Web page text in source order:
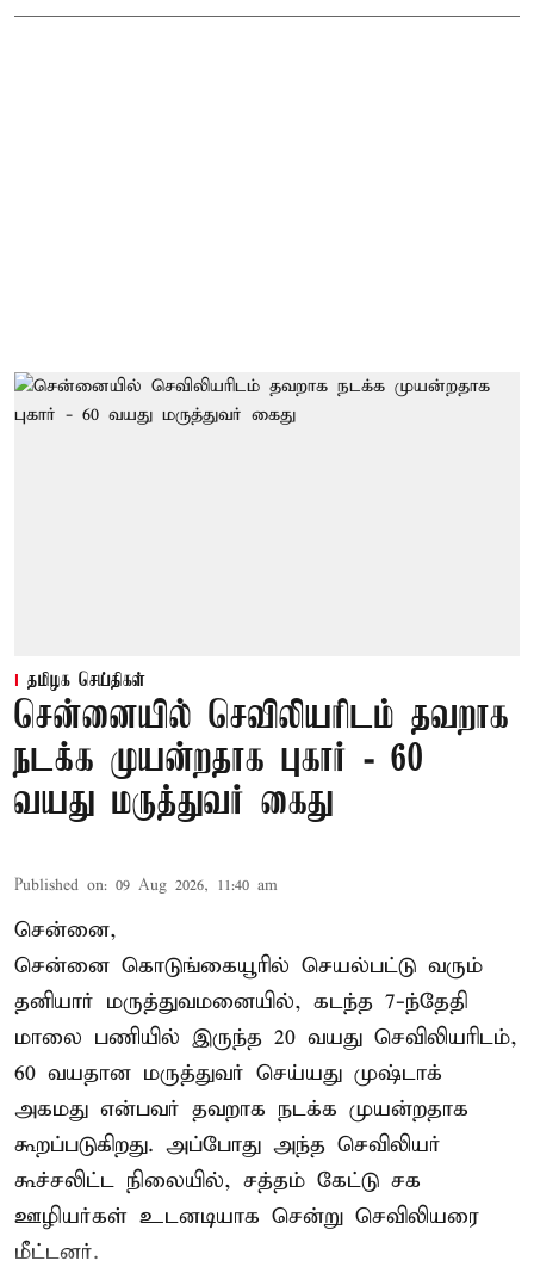
தமிழக செய்திகள்
சென்னையில் செவிலியரிடம் தவறாக
நடக்க முயன்றதாக புகார் - 60
வயது மருத்துவர் கைது
Published on: 09 Aug 2026, 11:40 am
சென்னை,
சென்னை கொடுங்கையூரில் செயல்பட்டு வரும்
தனியார் மருத்துவமனையில், கடந்த 7-ந்தேதி
மாலை பணியில் இருந்த 20 வயது செவிலியரிடம்,
60 வயதான மருத்துவர் செய்யது முஷ்டாக்
அகமது என்பவர் தவறாக நடக்க முயன்றதாக
கூறப்படுகிறது. அப்போது அந்த செவிலியர்
கூச்சலிட்ட நிலையில், சத்தம் கேட்டு சக
ஊழியர்கள் உடனடியாக சென்று செவிலியரை
மீட்டனர்.